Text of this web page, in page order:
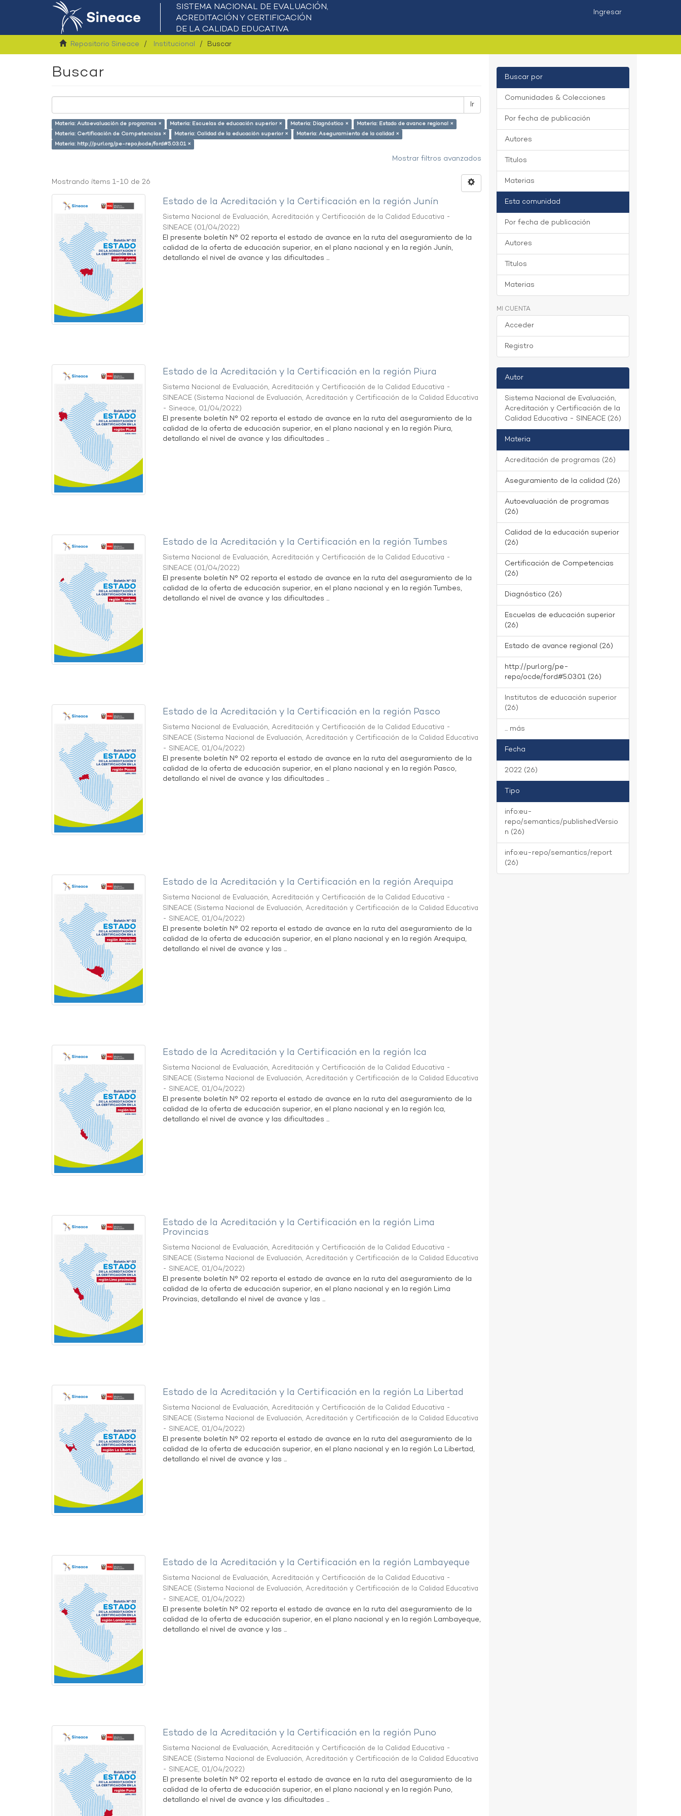
Ingresar
Repositorio Sineace Institucional Buscar
Buscar
Ir
Materia: Autoevaluación de programas × Materia: Escuelas de educación superior × Materia: Diagnóstico ×
Materia: Estado de avance regional ×
Materia: Certificación de Competencias ×
Materia: Calidad de la educación superior ×
Materia: Aseguramiento de la calidad ×
Materia: http://purl.org/pe-repo/ocde/ford#5.03.01 ×
Mostrar filtros avanzados
Mostrando ítems 1-10 de 26
Estado de la Acreditación y la Certificación en la región Junín
Sistema Nacional de Evaluación, Acreditación y Certificación de la Calidad Educativa -
SINEACE (01/04/2022)
El presente boletín N° 02 reporta el estado de avance en la ruta del aseguramiento de la
calidad de la oferta de educación superior, en el plano nacional y en la región Junín,
detallando el nivel de avance y las dificultades ...
Estado de la Acreditación y la Certificación en la región Piura
Sistema Nacional de Evaluación, Acreditación y Certificación de la Calidad Educativa -
SINEACE (Sistema Nacional de Evaluación, Acreditación y Certificación de la Calidad Educativa
- Sineace, 01/04/2022)
El presente boletín N° 02 reporta el estado de avance en la ruta del aseguramiento de la
calidad de la oferta de educación superior, en el plano nacional y en la región Piura,
detallando el nivel de avance y las dificultades ...
Estado de la Acreditación y la Certificación en la región Tumbes
Sistema Nacional de Evaluación, Acreditación y Certificación de la Calidad Educativa -
SINEACE (01/04/2022)
El presente boletín N° 02 reporta el estado de avance en la ruta del aseguramiento de la
calidad de la oferta de educación superior, en el plano nacional y en la región Tumbes,
detallando el nivel de avance y las dificultades ...
Estado de la Acreditación y la Certificación en la región Pasco
Sistema Nacional de Evaluación, Acreditación y Certificación de la Calidad Educativa -
SINEACE (Sistema Nacional de Evaluación, Acreditación y Certificación de la Calidad Educativa
- SINEACE, 01/04/2022)
El presente boletín N° 02 reporta el estado de avance en la ruta del aseguramiento de la
calidad de la oferta de educación superior, en el plano nacional y en la región Pasco,
detallando el nivel de avance y las dificultades ...
Estado de la Acreditación y la Certificación en la región Arequipa
Sistema Nacional de Evaluación, Acreditación y Certificación de la Calidad Educativa -
SINEACE (Sistema Nacional de Evaluación, Acreditación y Certificación de la Calidad Educativa
- SINEACE, 01/04/2022)
El presente boletín N° 02 reporta el estado de avance en la ruta del aseguramiento de la
calidad de la oferta de educación superior, en el plano nacional y en la región Arequipa,
detallando el nivel de avance y las ...
Estado de la Acreditación y la Certificación en la región Ica
Sistema Nacional de Evaluación, Acreditación y Certificación de la Calidad Educativa -
SINEACE (Sistema Nacional de Evaluación, Acreditación y Certificación de la Calidad Educativa
- SINEACE, 01/04/2022)
El presente boletín N° 02 reporta el estado de avance en la ruta del aseguramiento de la
calidad de la oferta de educación superior, en el plano nacional y en la región Ica,
detallando el nivel de avance y las dificultades ...
Estado de la Acreditación y la Certificación en la región Lima
Provincias
Sistema Nacional de Evaluación, Acreditación y Certificación de la Calidad Educativa -
SINEACE (Sistema Nacional de Evaluación, Acreditación y Certificación de la Calidad Educativa
- SINEACE, 01/04/2022)
El presente boletín N° 02 reporta el estado de avance en la ruta del aseguramiento de la
calidad de la oferta de educación superior, en el plano nacional y en la región Lima
Provincias, detallando el nivel de avance y las ...
Estado de la Acreditación y la Certificación en la región La Libertad
Sistema Nacional de Evaluación, Acreditación y Certificación de la Calidad Educativa -
SINEACE (Sistema Nacional de Evaluación, Acreditación y Certificación de la Calidad Educativa
- SINEACE, 01/04/2022)
El presente boletín N° 02 reporta el estado de avance en la ruta del aseguramiento de la
calidad de la oferta de educación superior, en el plano nacional y en la región La Libertad,
detallando el nivel de avance y las ...
Estado de la Acreditación y la Certificación en la región Lambayeque
Sistema Nacional de Evaluación, Acreditación y Certificación de la Calidad Educativa -
SINEACE (Sistema Nacional de Evaluación, Acreditación y Certificación de la Calidad Educativa
- SINEACE, 01/04/2022)
El presente boletín N° 02 reporta el estado de avance en la ruta del aseguramiento de la
calidad de la oferta de educación superior, en el plano nacional y en la región Lambayeque,
detallando el nivel de avance y las ...
Estado de la Acreditación y la Certificación en la región Puno
Sistema Nacional de Evaluación, Acreditación y Certificación de la Calidad Educativa -
SINEACE (Sistema Nacional de Evaluación, Acreditación y Certificación de la Calidad Educativa
- SINEACE, 01/04/2022)
El presente boletín N° 02 reporta el estado de avance en la ruta del aseguramiento de la
calidad de la oferta de educación superior, en el plano nacional y en la región Puno,
detallando el nivel de avance y las dificultades ...
Buscar por
Comunidades & Colecciones
Por fecha de publicación
Autores
Títulos
Materias
Esta comunidad
Por fecha de publicación
Autores
Títulos
Materias
MI CUENTA
Acceder
Registro
Autor
Sistema Nacional de Evaluación,
Acreditación y Certificación de la
Calidad Educativa - SINEACE (26)
Materia
Acreditación de programas (26)
Aseguramiento de la calidad (26)
Autoevaluación de programas
(26)
Calidad de la educación superior
(26)
Certificación de Competencias
(26)
Diagnóstico (26)
Escuelas de educación superior
(26)
Estado de avance regional (26)
http://purl.org/pe-
repo/ocde/ford#5.03.01 (26)
Institutos de educación superior
(26)
... más
Fecha
2022 (26)
Tipo
info:eu-
repo/semantics/publishedVersio
n (26)
info:eu-repo/semantics/report
(26)